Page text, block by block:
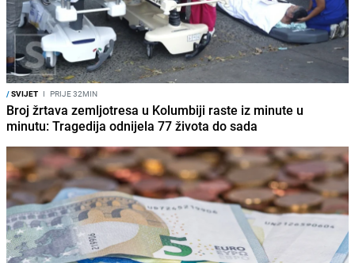
/SVIJET I PRIJE 32MIN
Broj žrtava zemljotresa u Kolumbiji raste iz minute u
minutu: Tragedija odnijela 77 života do sada